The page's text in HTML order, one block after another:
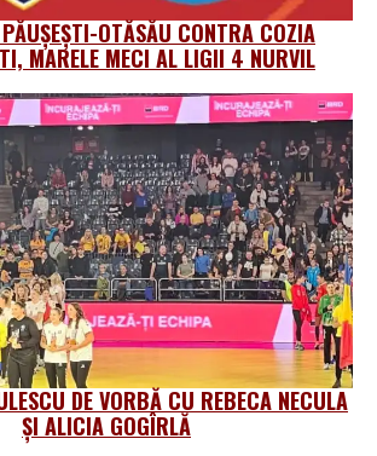
OTĂSĂU CONTRA COZIA
MARELE MECI AL LIGII 4 NURVIL
DE VORBĂ CU REBECA NECULA
ȘI ALICIA GOGÎRLĂ